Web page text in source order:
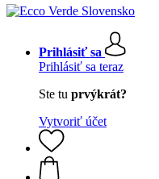
Prihlásiť sa
Prihlásiť sa teraz
Ste tu prvýkrát?
Vytvoriť účet